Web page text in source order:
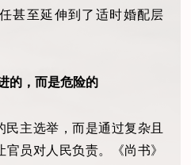
甚至延伸到了适时婚配层
的，而是危险的
民主选举，而是通过复杂且
员对人民负责。《尚书》